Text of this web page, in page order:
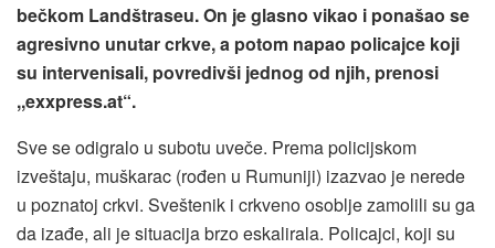
bečkom Landštraseu. On je glasno vikao i ponašao se
agresivno unutar crkve, a potom napao policajce koji
su intervenisali, povredivši jednog od njih, prenosi
,,exxpress.at“.
Sve se odigralo u subotu uveče. Prema policijskom
izveštaju, muškarac (rođen u Rumuniji) izazvao je nerede
u poznatoj crkvi. Sveštenik i crkveno osoblje zamolili su ga
da izađe, ali je situacija brzo eskalirala. Policajci, koji su